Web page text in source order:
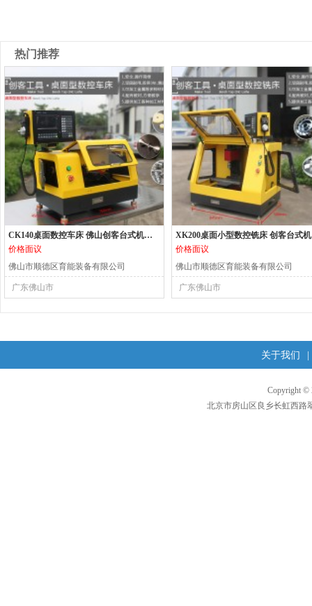
热门推荐
CK140桌面数控车床 佛山创客台式机床 小型数控机床
价格面议
佛山市顺德区育能装备有限公司
广东佛山市
价格面议
佛山市顺德区育能装备有限公司
广东佛山市
关于我们
Copyright ©
北京市房山区良乡长虹西路